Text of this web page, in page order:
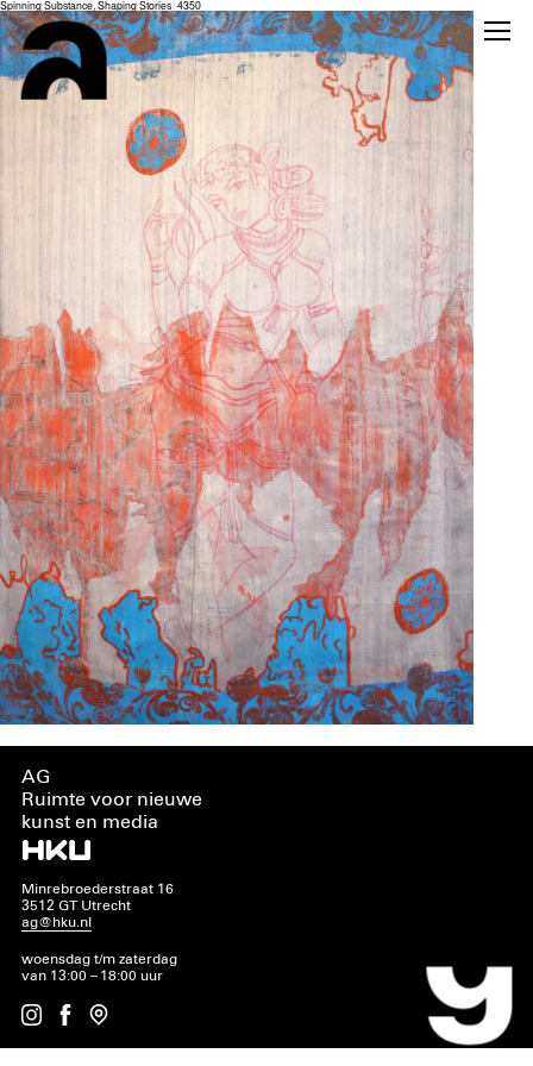
Spinning Substance, Shaping Stories_4350
AG
Ruimte voor nieuwe
kunst en media
Minrebroederstraat 16
3512 GT Utrecht
ag@hku.nl
woensdag t/m zaterdag
van 13:00 – 18:00 uur